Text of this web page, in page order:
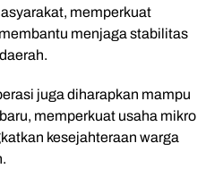
memperkuat
menjaga stabilitas
juga diharapkan mampu
memperkuat usaha mikro
kesejahteraan warga